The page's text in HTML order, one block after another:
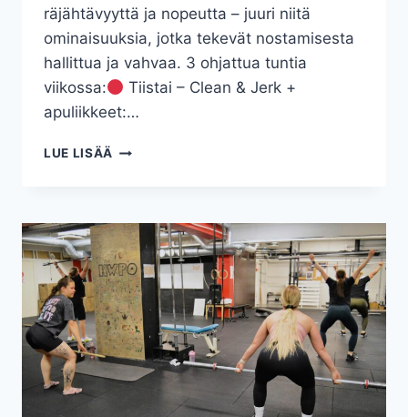
räjähtävyyttä ja nopeutta – juuri niitä
ominaisuuksia, jotka tekevät nostamisesta
hallittua ja vahvaa. 3 ohjattua tuntia
viikossa:
Tiistai – Clean & Jerk +
apuliikkeet:…
LUE LISÄÄ PAINONNOSTOTUNNIT